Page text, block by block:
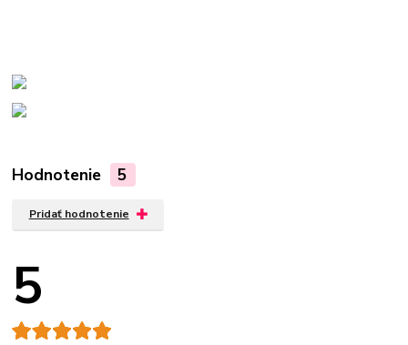
Hodnotenie 5
Pridať hodnotenie
5